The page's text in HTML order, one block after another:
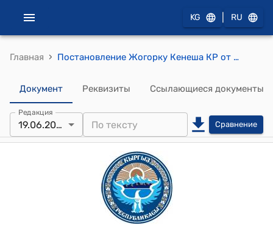
KG RU
Главная › Постановление Жогорку Кенеша КР от 19 июня 2008 года № 520-IV "О принятии в первом чтении проекта Закона Кыргызской Республики "О внесении дополнения в Закон Кыргызской Республики "О Национальном банке Кыргызской Республики""
Документ Реквизиты Ссылающиеся документы
Редакция
19.06.2008 Сравнение